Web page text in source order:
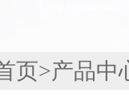
页>产品中